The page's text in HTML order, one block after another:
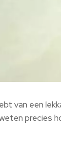
van een
precies